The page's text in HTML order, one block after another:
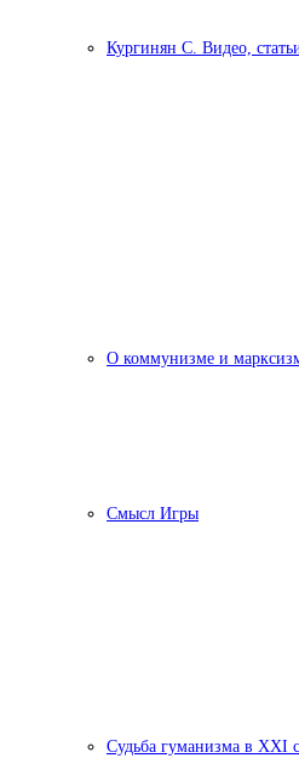
Кургинян С. Видео,
О коммунизме и
Смысл Игры
Судьба гуманизма в XXI